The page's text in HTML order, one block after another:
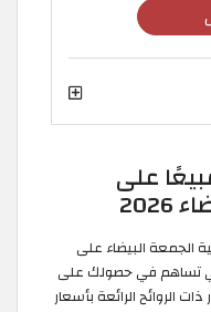
على
الجمعة البيضاء على
التي تساهم في حصولك على
الروائح الرائعة بأسعار